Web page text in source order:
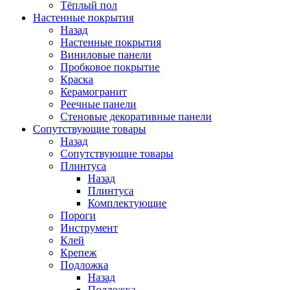
Тёплый пол
Настенные покрытия
Назад
Настенные покрытия
Виниловые панели
Пробковое покрытие
Краска
Керамогранит
Реечные панели
Стеновые декоративные панели
Сопутствующие товары
Назад
Сопутствующие товары
Плинтуса
Назад
Плинтуса
Комплектующие
Пороги
Инструмент
Клей
Крепеж
Подложка
Назад